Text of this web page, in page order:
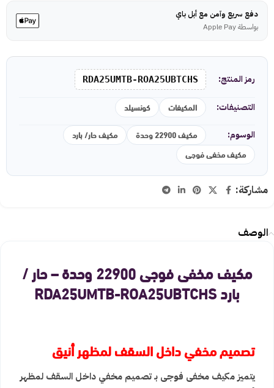
دفع سريع وآمن مع أبل باي
بواسطة Apple Pay
رمز المنتج: RDA25UMTB-ROA25UBTCHS
التصنيفات: المكيفات كونسيلد
الوسوم: مكيف 22900 وحدة
مكيف حار/ بارد
مكيف مخفى فوجى
مشاركة:
الوصف
مكيف مخفى فوجى 22900 وحدة – حار /
بارد RDA25UMTB-ROA25UBTCHS
تصميم مخفي داخل السقف لمظهر أنيق
يتميز مكيف مخفى فوجى بـ تصميم مخفي داخل السقف لمظهر